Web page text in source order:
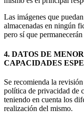
Las imágenes que
almacenadas en ningún
pero sí que
4. DATOS DE
CAPACIDADES
Se recomienda la
política de privacidad de
teniendo en cuenta los
realización del mismo.